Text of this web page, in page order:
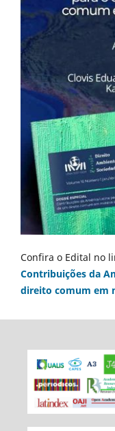
Confira o Edital no
Contribuições da
direito comum em